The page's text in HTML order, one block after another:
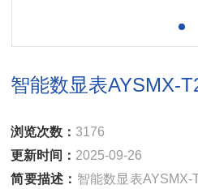
智能数显表AYSMX-
浏览次数：3176
更新时间： 2025-09-26
简要描述： 智能数显表